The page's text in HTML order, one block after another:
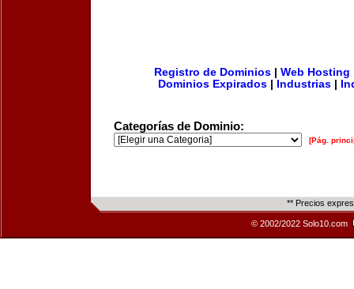
Registro de Dominios| Web Hosting
Dominios Expirados
Industrias
Categorías de Dominio:
[Pág.
** Precios
© 2002/2022 Solo10.com